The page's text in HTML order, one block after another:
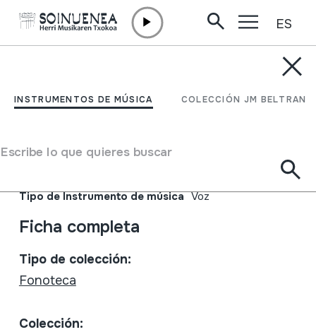
INSTRUMENTOS DE MÚSICA COLECCIÓN JM BELTRAN
Escribe lo que quieres buscar
ES
Afrika III
Emaile ezberdinak Abdel Gadir Salim; Abdel Aziz El
Mubarak; Ali Farka Toure; Black Umfolosi; Cheikh Lô; Jali
Tipo de Instrumento de música Voz
Ficha completa
Tipo de colección:
Fonoteca
Colección: